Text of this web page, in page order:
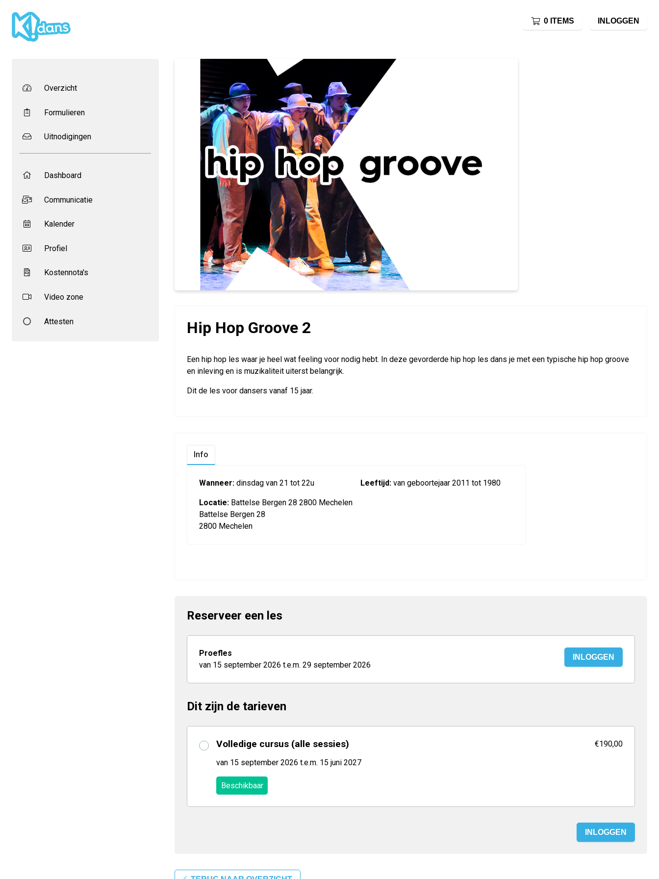
0 ITEMS INLOGGEN
Overzicht
Formulieren
Uitnodigingen
Dashboard
Communicatie
Kalender
Profiel
Kostennota's
Video zone
Attesten Hip Hop Groove 2
Een hip hop les waar je heel wat feeling voor nodig hebt. In deze gevorderde hip hop les dans je met een typische hip hop groove
en inleving en is muzikaliteit uiterst belangrijk.
Dit de les voor dansers vanaf 15 jaar.
Info
Wanneer: dinsdag van 21 tot 22u Leeftijd: van geboortejaar 2011 tot 1980
Locatie: Battelse Bergen 28 2800 Mechelen
Battelse Bergen 28
2800 Mechelen
Reserveer een les
Proefles
van 15 september 2026 t.e.m. 29 september 2026
INLOGGEN
Dit zijn de tarieven
Volledige cursus (alle sessies)
van 15 september 2026 t.e.m. 15 juni 2027
Beschikbaar
€190,00
INLOGGEN